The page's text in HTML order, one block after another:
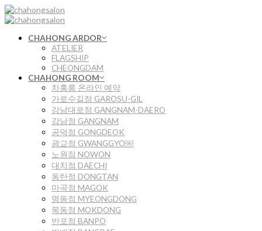
Skip
to
CHAHONG ARDOR
ATELIER
FLAGSHIP
CHEONGDAM
CHAHONG ROOM
차홍룸 온라인 예약
가로수길점 GAROSU-GIL
강남대로점 GANGNAM-DAERO
강남점 GANGNAM
공덕점 GONGDEOK
광교점 GWANGGYO￼
노원점 NOWON
대치점 DAECHI
동탄점 DONGTAN
마곡점 MAGOK
명동점 MYEONGDONG
목동점 MOKDONG
반포점 BANPO